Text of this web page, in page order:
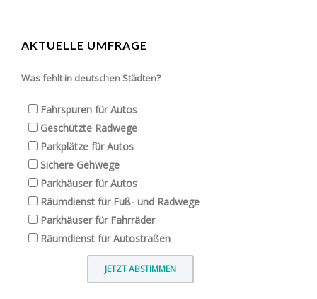
AKTUELLE UMFRAGE
Was fehlt in deutschen Städten?
Fahrspuren für Autos
Geschützte Radwege
Parkplätze für Autos
Sichere Gehwege
Parkhäuser für Autos
Räumdienst für Fuß- und Radwege
Parkhäuser für Fahrräder
Räumdienst für Autostraßen